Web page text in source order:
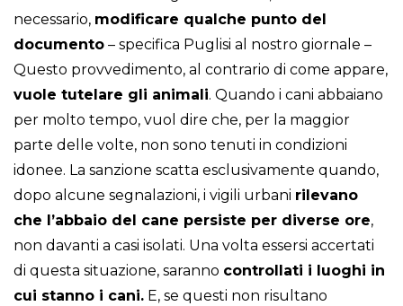
necessario, modificare qualche punto del
documento – specifica Puglisi al nostro giornale –
Questo provvedimento, al contrario di come appare,
vuole tutelare gli animali. Quando i cani abbaiano
per molto tempo, vuol dire che, per la maggior
parte delle volte, non sono tenuti in condizioni
idonee. La sanzione scatta esclusivamente quando,
dopo alcune segnalazioni, i vigili urbani rilevano
che l’abbaio del cane persiste per diverse ore,
non davanti a casi isolati. Una volta essersi accertati
di questa situazione, saranno controllati i luoghi in
cui stanno i cani. E, se questi non risultano